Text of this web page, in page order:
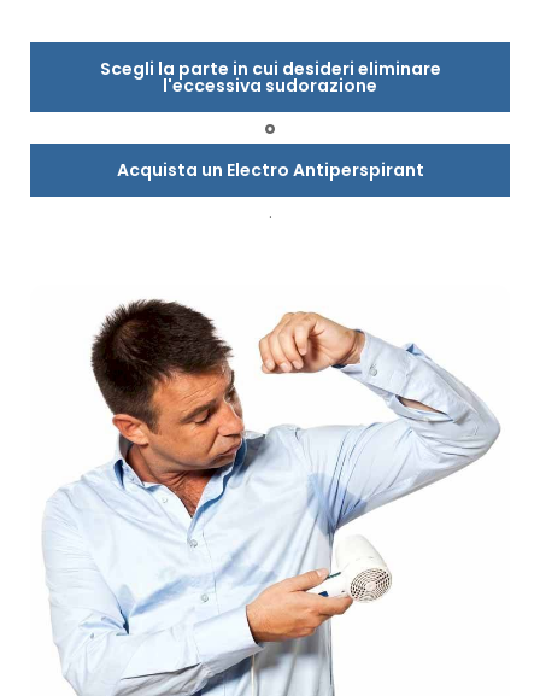
Scegli la parte in cui desideri eliminare
l'eccessiva sudorazione
o
Acquista un Electro Antiperspirant
.